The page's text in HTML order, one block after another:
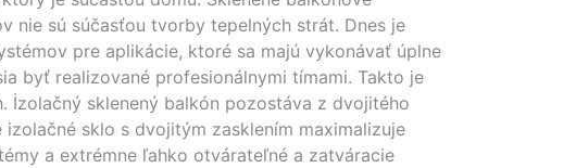
nie sú súčasťou tvorby tepelných strát. Dnes je
pre aplikácie, ktoré sa majú vykonávať úplne
byť realizované profesionálnymi tímami. Takto je
İzolačný sklenený balkón pozostáva z dvojitého
sklo s dvojitým zasklením maximalizuje
a extrémne ľahko otvárateľné a zatváracie